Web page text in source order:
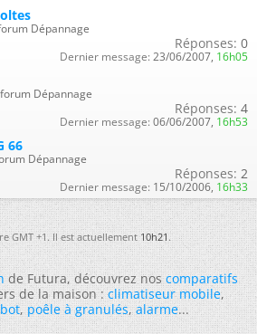
Dépannage
Réponses: 0
Dernier message: 23/06/2007, 16h05
Dépannage
Réponses: 4
Dernier message: 06/06/2007, 16h53
66
Dépannage
Réponses: 2
Dernier message: 15/10/2006, 16h33
GMT +1. Il est actuellement10h21.
de Futura, découvrez noscomparatifs
de la maison :climatiseur mobile,
,poêle à granulés,alarme...